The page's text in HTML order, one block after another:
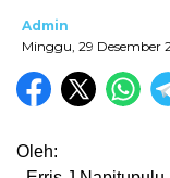
Admin
Minggu, 29 Desember
Oleh: